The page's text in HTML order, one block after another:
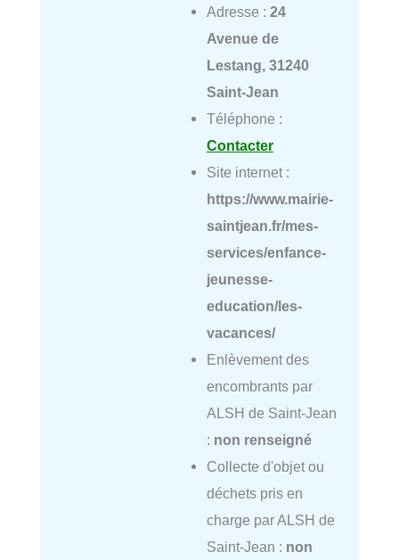
Adresse : 24
Avenue de
Lestang, 31240
Saint-Jean
Téléphone :
Contacter
Site internet :
https://www.mairie-
saintjean.fr/mes-
services/enfance-
jeunesse-
education/les-
vacances/
Enlèvement des
encombrants par
ALSH de Saint-Jean
: non renseigné
Collecte d'objet ou
déchets pris en
charge par ALSH de
Saint-Jean : non